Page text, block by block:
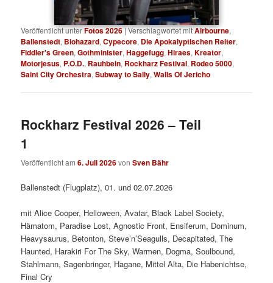
Veröffentlicht unterFotos 2026|Verschlagwortet mitAirbourne,
Ballenstedt, Biohazard,Cypecore, Die Apokalyptischen Reiter,
Fiddler's Green,Gothminister,Haggefugg,Hiraes,Kreator,
Motorjesus, P.O.D., Rauhbein, Rockharz Festival, Rodeo 5000,
Saint City Orchestra,Subway to Sally,Walls Of Jericho
Rockharz Festival 2026 – Teil
1
Veröffentlicht am6. Juli 2026vonSven Bähr
Ballenstedt (Flugplatz), 01. und 02.07.2026
mit Alice Cooper, Helloween, Avatar, Black Label Society,
Hämatom, Paradise Lost, Agnostic Front, Ensiferum, Dominum,
Heavysaurus, Betonton, Steve’n’Seagulls, Decapitated, The
Haunted, Harakiri For The Sky, Warmen, Dogma, Soulbound,
Stahlmann, Sagenbringer, Hagane, Mittel Alta, Die Habenichtse,
Final Cry